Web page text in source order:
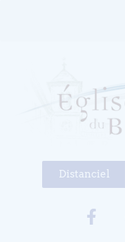
Distanciel